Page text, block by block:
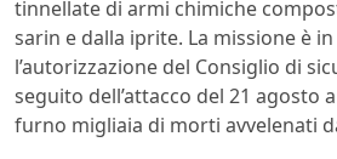
tinnellate di armi chimiche
sarin e dalla iprite. La missione è
l’autorizzazione del Consiglio di
seguito dell’attacco del 21 agosto
furno migliaia di morti avvelenati